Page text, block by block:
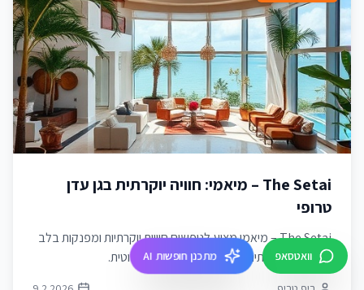
The Setai – מיאמי: חוויה יוקרתית בגן עדן
טרופי
The Setai – מיאמי מציע לנופשים חוויות יוקרתיות ומפנקות בלב
מיאמי עם שירותים ברמה גבוהה ואווירה אקזוטית.
וואטסאפ מתכנן חופשות AI